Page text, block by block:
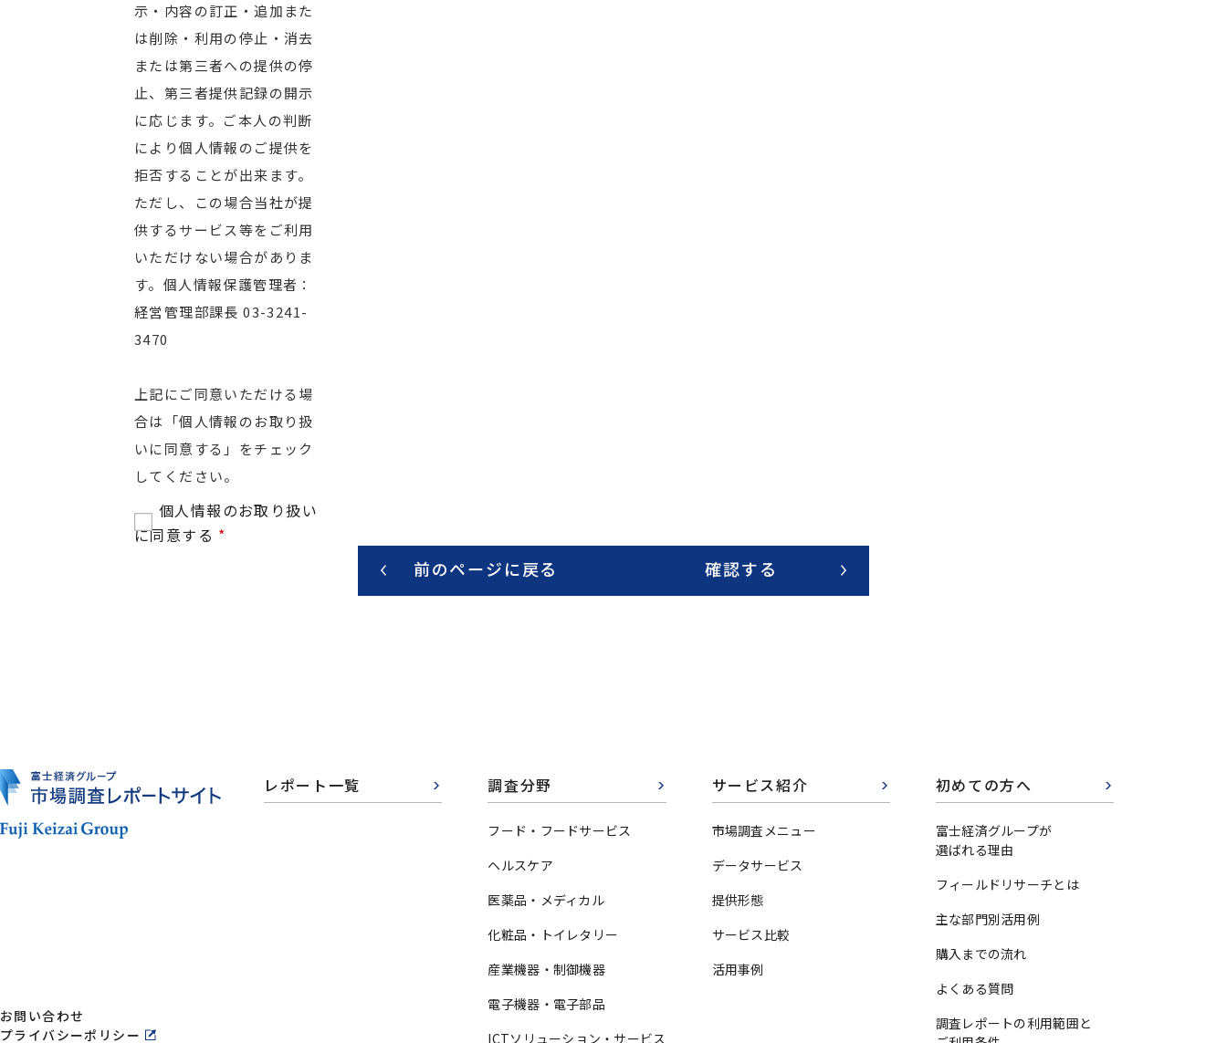
示・内容の訂正・追加また
は削除・利用の停止・消去
または第三者への提供の停
止、第三者提供記録の開示
に応じます。ご本人の判断
により個人情報のご提供を
拒否することが出来ます。
ただし、この場合当社が提
供するサービス等をご利用
いただけない場合がありま
す。個人情報保護管理者：
経営管理部課長 03-3241-
3470
上記にご同意いただける場
合は「個人情報のお取り扱
いに同意する」をチェック
してください。
個人情報のお取り扱い
に同意する *
前のページに戻る 確認する
レポート一覧 調査分野
フード・フードサービス
ヘルスケア
医薬品・メディカル
化粧品・トイレタリー
産業機器・制御機器
電子機器・電子部品
ICTソリューション・サービス
サービス紹介
市場調査メニュー
データサービス
提供形態
サービス比較
活用事例
初めての方へ
富士経済グループが
選ばれる理由
フィールドリサーチとは
主な部門別活用例
購入までの流れ
よくある質問
調査レポートの利用範囲と
お問い合わせ
プライバシーポリシー